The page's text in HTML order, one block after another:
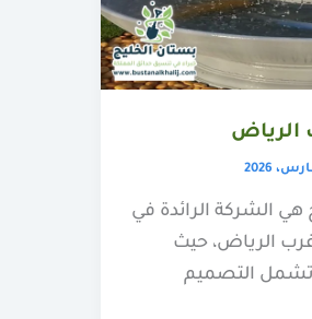
الرياض
الشركة الرائدة في
الرياض، حيث
تشمل التصميم